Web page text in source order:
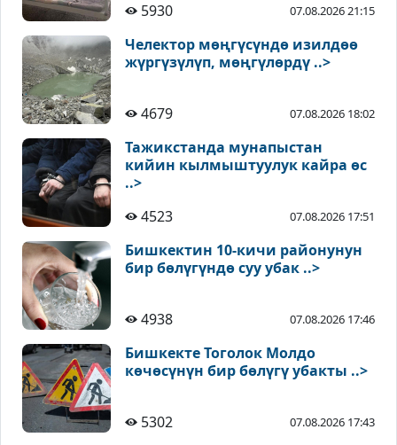
5930 07.08.2026 21:15
Челектор мөңгүсүндө изилдөө
жүргүзүлүп, мөңгүлөрдү ..>
4679 07.08.2026 18:02
Тажикстанда мунапыстан
кийин кылмыштуулук кайра өс
..>
4523
07.08.2026 17:51
Бишкектин 10-кичи районунун
бир бөлүгүндө суу убак ..>
4938 07.08.2026 17:46
Бишкекте Тоголок Молдо
көчөсүнүн бир бөлүгү убакты ..>
5302 07.08.2026 17:43